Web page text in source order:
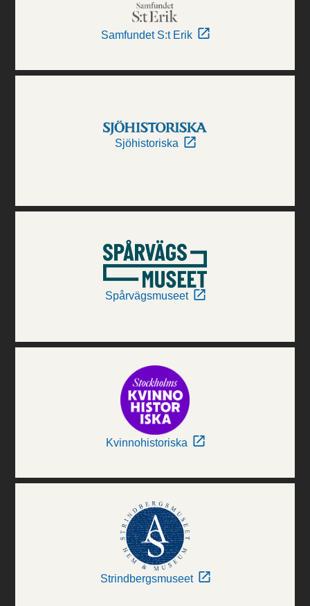
Samfundet S:t Erik
Sjöhistoriska
Spårvägsmuseet
Kvinnohistoriska
Strindbergsmuseet